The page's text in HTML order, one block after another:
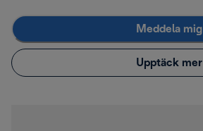
Meddela mig
Upptäck mer